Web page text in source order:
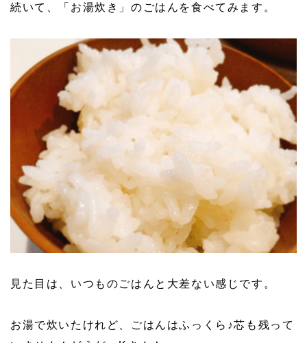
続いて、「お湯炊き」のごはんを食べてみます。
見た目は、いつものごはんと大差ない感じです。
お湯で炊いたけれど、ごはんはふっくら♪芯も残って